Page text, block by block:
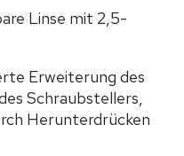
Linse mit 2,5-
Erweiterung des
Schraubstellers,
Herunterdrücken